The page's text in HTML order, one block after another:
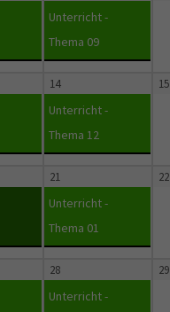
Unterricht -
Thema 09
14
Unterricht -
Thema 12
15
21
Unterricht -
Thema 01
22
28
Unterricht -
29